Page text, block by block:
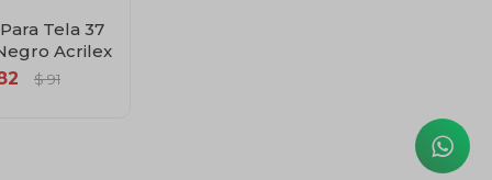
Tela 37
Acrilex
$ 91